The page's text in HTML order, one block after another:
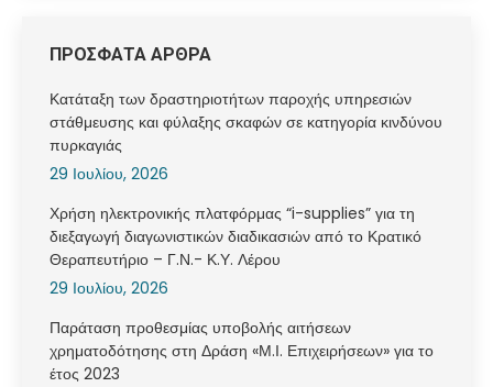
ΠΡΟΣΦΑΤΑ ΑΡΘΡΑ
Κατάταξη των δραστηριοτήτων παροχής υπηρεσιών
στάθμευσης και φύλαξης σκαφών σε κατηγορία κινδύνου
πυρκαγιάς
29 Ιουλίου, 2026
Χρήση ηλεκτρονικής πλατφόρμας “i-supplies” για τη
διεξαγωγή διαγωνιστικών διαδικασιών από το Κρατικό
Θεραπευτήριο – Γ.Ν.- Κ.Υ. Λέρου
29 Ιουλίου, 2026
Παράταση προθεσμίας υποβολής αιτήσεων
χρηματοδότησης στη Δράση «Μ.Ι. Επιχειρήσεων» για το
έτος 2023